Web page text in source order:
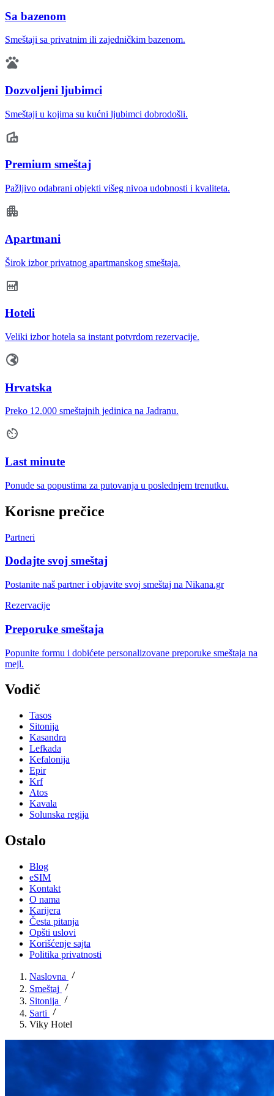
Sa bazenom
Smeštaji sa privatnim ili zajedničkim bazenom.
Dozvoljeni ljubimci
Smeštaji u kojima su kućni ljubimci dobrodošli.
Premium smeštaj
Pažljivo odabrani objekti višeg nivoa udobnosti i kvaliteta.
Apartmani
Širok izbor privatnog apartmanskog smeštaja.
Hoteli
Veliki izbor hotela sa instant potvrdom rezervacije.
Hrvatska
Preko 12.000 smeštajnih jedinica na Jadranu.
Last minute
Ponude sa popustima za putovanja u poslednjem trenutku.
Korisne prečice
Partneri
Dodajte svoj smeštaj
Postanite naš partner i objavite svoj smeštaj na Nikana.gr
Rezervacije
Preporuke smeštaja
Popunite formu i dobićete personalizovane preporuke smeštaja na
mejl.
Vodič
Tasos
Sitonija
Kasandra
Lefkada
Kefalonija
Epir
Krf
Atos
Kavala
Solunska regija
Ostalo
Blog
eSIM
Kontakt
O nama
Karijera
Česta pitanja
Opšti uslovi
Korišćenje sajta
Politika privatnosti
Naslovna
Smeštaj
Sitonija
Sarti
Viky Hotel